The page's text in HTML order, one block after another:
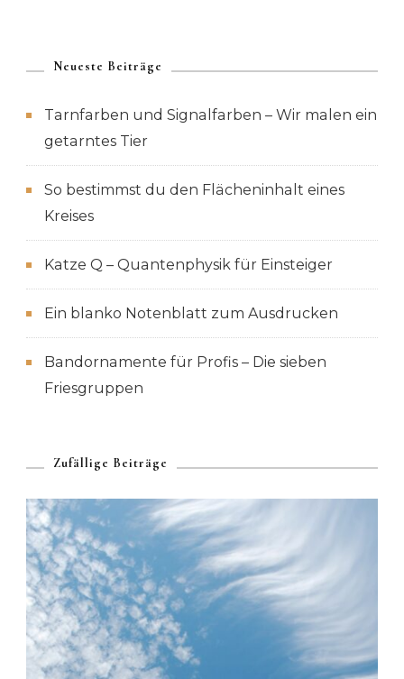
Neueste Beiträge
Tarnfarben und Signalfarben – Wir malen ein
getarntes Tier
So bestimmst du den Flächeninhalt eines
Kreises
Katze Q – Quantenphysik für Einsteiger
Ein blanko Notenblatt zum Ausdrucken
Bandornamente für Profis – Die sieben
Friesgruppen
Zufällige Beiträge